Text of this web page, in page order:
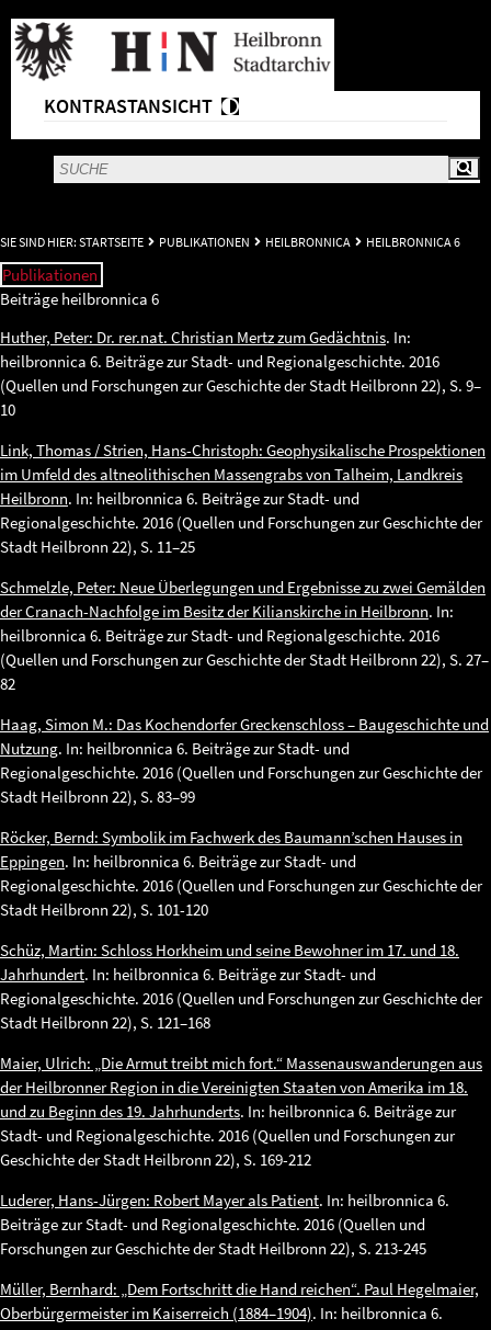
KONTRASTANSICHT
SIE SIND HIER: STARTSEITE PUBLIKATIONEN HEILBRONNICA HEILBRONNICA 6
Publikationen
Beiträge heilbronnica 6
Huther, Peter: Dr. rer.nat. Christian Mertz zum Gedächtnis. In:
heilbronnica 6. Beiträge zur Stadt- und Regionalgeschichte. 2016
(Quellen und Forschungen zur Geschichte der Stadt Heilbronn 22), S. 9–
10
Link, Thomas / Strien, Hans-Christoph: Geophysikalische Prospektionen
im Umfeld des altneolithischen Massengrabs von Talheim, Landkreis
Heilbronn. In: heilbronnica 6. Beiträge zur Stadt- und
Regionalgeschichte. 2016 (Quellen und Forschungen zur Geschichte der
Stadt Heilbronn 22), S. 11–25
Schmelzle, Peter: Neue Überlegungen und Ergebnisse zu zwei Gemälden
der Cranach-Nachfolge im Besitz der Kilianskirche in Heilbronn. In:
heilbronnica 6. Beiträge zur Stadt- und Regionalgeschichte. 2016
(Quellen und Forschungen zur Geschichte der Stadt Heilbronn 22), S. 27–
82
Haag, Simon M.: Das Kochendorfer Greckenschloss – Baugeschichte und
Nutzung. In: heilbronnica 6. Beiträge zur Stadt- und
Regionalgeschichte. 2016 (Quellen und Forschungen zur Geschichte der
Stadt Heilbronn 22), S. 83–99
Röcker, Bernd: Symbolik im Fachwerk des Baumann’schen Hauses in
Eppingen. In: heilbronnica 6. Beiträge zur Stadt- und
Regionalgeschichte. 2016 (Quellen und Forschungen zur Geschichte der
Stadt Heilbronn 22), S. 101-120
Schüz, Martin: Schloss Horkheim und seine Bewohner im 17. und 18.
Jahrhundert. In: heilbronnica 6. Beiträge zur Stadt- und
Regionalgeschichte. 2016 (Quellen und Forschungen zur Geschichte der
Stadt Heilbronn 22), S. 121–168
Maier, Ulrich: „Die Armut treibt mich fort.“ Massenauswanderungen aus
der Heilbronner Region in die Vereinigten Staaten von Amerika im 18.
und zu Beginn des 19. Jahrhunderts. In: heilbronnica 6. Beiträge zur
Stadt- und Regionalgeschichte. 2016 (Quellen und Forschungen zur
Geschichte der Stadt Heilbronn 22), S. 169-212
Luderer, Hans-Jürgen: Robert Mayer als Patient. In: heilbronnica 6.
Beiträge zur Stadt- und Regionalgeschichte. 2016 (Quellen und
Forschungen zur Geschichte der Stadt Heilbronn 22), S. 213-245
Müller, Bernhard: „Dem Fortschritt die Hand reichen“. Paul Hegelmaier,
Oberbürgermeister im Kaiserreich (1884–1904). In: heilbronnica 6.